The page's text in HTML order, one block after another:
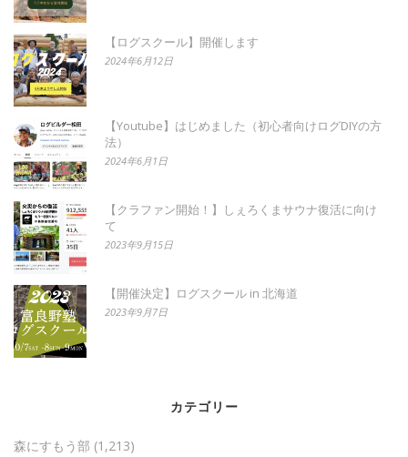
【ログスクール】開催します
2024年6月12日
【Youtube】はじめました（初心者向けログDIYの方
法）
2024年6月1日
【クラファン開始！】しぇろくまサウナ復活に向け
て
2023年9月15日
【開催決定】ログスクール in 北海道
2023年9月7日
カテゴリー
森にすもう部 (1,213)